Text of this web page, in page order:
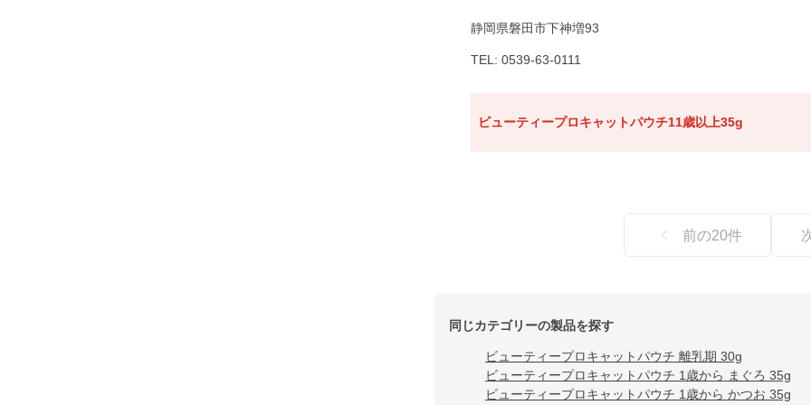
静岡県磐田市下神増93
TEL: 0539-63-0111
ビューティープロキャットパウチ11歳以上35g
前の20件
同じカテゴリーの製品を探す
ビューティープロキャットパウチ 離乳期 30g
ビューティープロキャットパウチ 1歳から まぐろ 35g
ビューティープロキャットパウチ 1歳から かつお 35g